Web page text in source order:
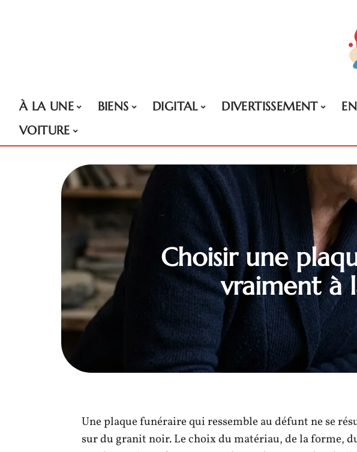
À LA UNE BIENS DIGITAL DIVERTISSEMENT
VOITURE
Choisir une
vraiment à
Une plaque funéraire qui ressemble au défunt ne se
sur du granit noir. Le choix du matériau, de la forme,